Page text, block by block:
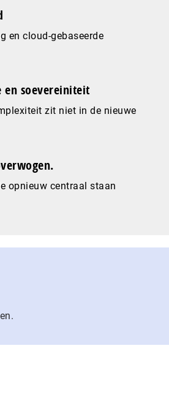
en cloud-gebaseerde
en soevereiniteit
zit niet in de nieuwe
opnieuw centraal staan